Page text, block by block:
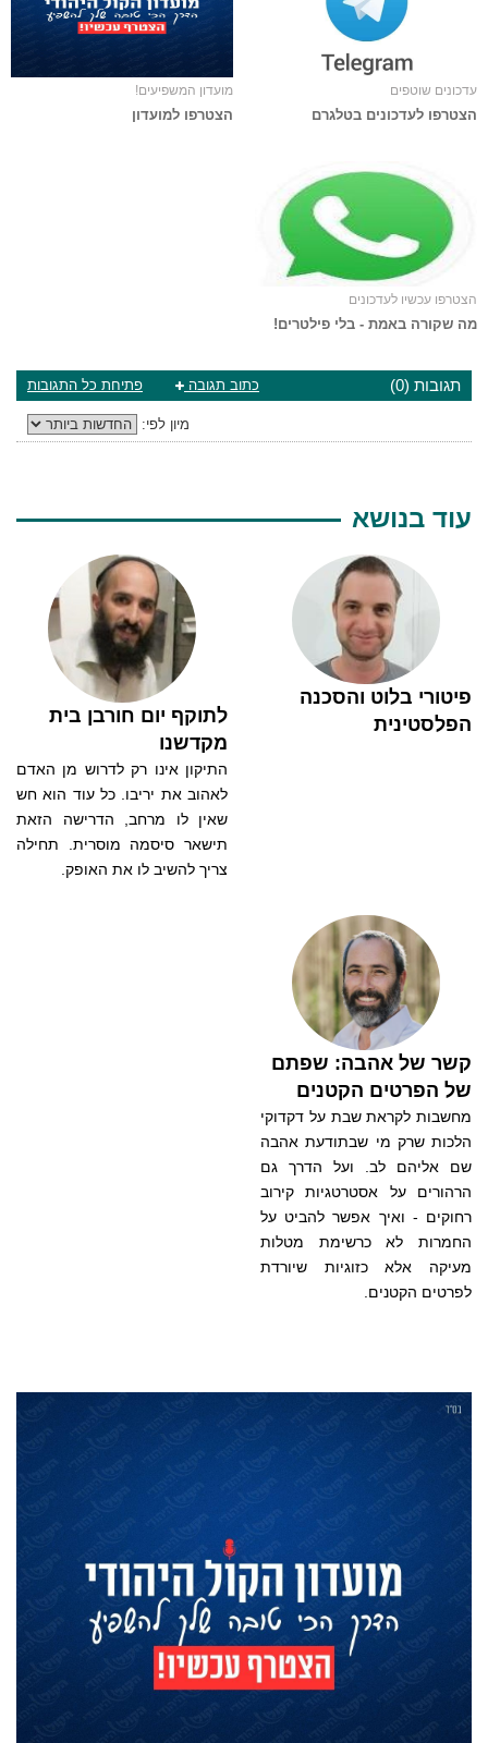
עדכונים שוטפים
הצטרפו לעדכונים בטלגרם
מועדון המשפיעים!
הצטרפו למועדון
הצטרפו עכשיו לעדכונים
מה שקורה באמת - בלי פילטרים!
תגובות (0) פתיחת כל התגובות כתוב תגובה
מיון לפי:
עוד בנושא
פיטורי בלוט והסכנה
הפלסטינית
לתוקף יום חורבן בית
מקדשנו
התיקון אינו רק לדרוש מן האדם
לאהוב את יריבו. כל עוד הוא חש
שאין לו מרחב, הדרישה הזאת
תישאר סיסמה מוסרית. תחילה
צריך להשיב לו את האופק.
קשר של אהבה: שפתם
של הפרטים הקטנים
מחשבות לקראת שבת על דקדוקי
הלכות שרק מי שבתודעת אהבה
שם אליהם לב. ועל הדרך גם
הרהורים על אסטרטגיות קירוב
רחוקים - ואיך אפשר להביט על
החמרות לא כרשימת מטלות
מעיקה אלא כזוגיות שיורדת
לפרטים הקטנים.